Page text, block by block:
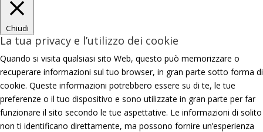
Chiudi
La tua privacy e l’utilizzo dei cookie
Quando si visita qualsiasi sito Web, questo può memorizzare o
recuperare informazioni sul tuo browser, in gran parte sotto forma di
cookie. Queste informazioni potrebbero essere su di te, le tue
preferenze o il tuo dispositivo e sono utilizzate in gran parte per far
funzionare il sito secondo le tue aspettative. Le informazioni di solito
non ti identificano direttamente, ma possono fornire un’esperienza